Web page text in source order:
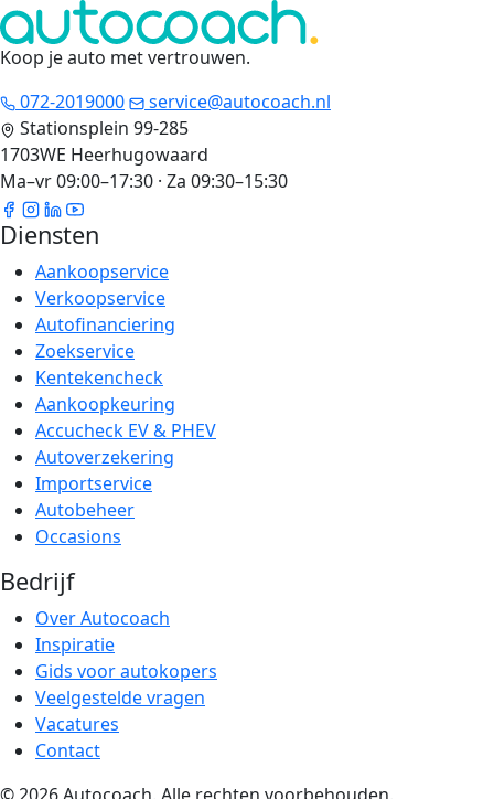
Koop je auto met vertrouwen.
072-2019000
service@autocoach.nl
Stationsplein 99-285
1703WE Heerhugowaard
Ma–vr 09:00–17:30 · Za 09:30–15:30
Diensten
Aankoopservice
Verkoopservice
Autofinanciering
Zoekservice
Kentekencheck
Aankoopkeuring
Accucheck EV & PHEV
Autoverzekering
Importservice
Autobeheer
Occasions
Bedrijf
Over Autocoach
Inspiratie
Gids voor autokopers
Veelgestelde vragen
Vacatures
Contact